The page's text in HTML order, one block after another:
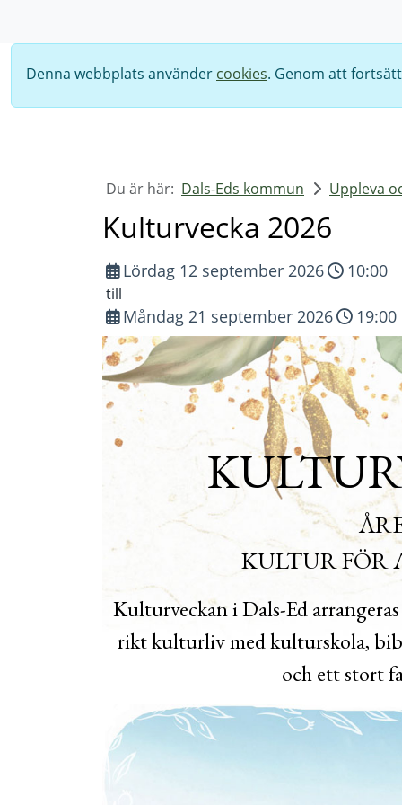
Denna webbplats använder cookies. Genom att
Du är här: Dals-Eds kommun Uppleva
Kulturvecka 2026
Lördag 12 september 2026 10:00
till
Måndag 21 september 2026 19:00
KULTUR FÖR
Kulturveckan i Dals-Ed
rikt kulturliv med kulturskola,
och ett stort